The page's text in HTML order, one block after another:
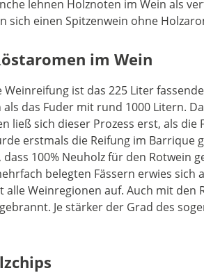
lehnen Holznoten im Wein als
sich einen Spitzenwein ohne
im Wein
ist das 225 Liter
das Fuder mit rund 1000 Litern.
sich dieser Prozess erst, als
erstmals die Reifung im Barrique
100% Neuholz für den Rotwein
belegten Fässern erwies sich
Weinregionen auf. Auch mit
Je stärker der Grad des